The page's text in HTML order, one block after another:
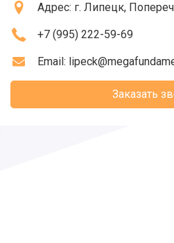
Адрес: г. Липецк,
+7 (995) 222-59-69
Email:
Заказать